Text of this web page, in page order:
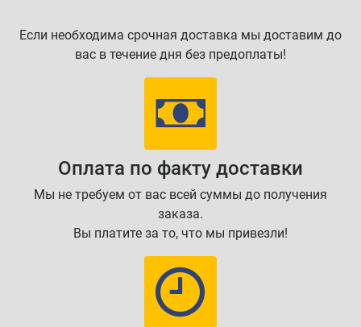
Если необходима срочная доставка мы доставим до
вас в течение дня без предоплаты!
Оплата по факту доставки
Мы не требуем от вас всей суммы до получения
заказа.
Вы платите за то, что мы привезли!